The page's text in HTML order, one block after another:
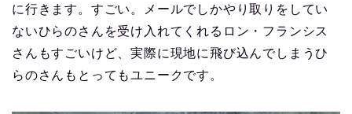
に行きます。すごい。メールでしかやり取りをしてい
ないひらのさんを受け入れてくれるロン・フランシス
さんもすごいけど、実際に現地に飛び込んでしまうひ
らのさんもとってもユニークです。